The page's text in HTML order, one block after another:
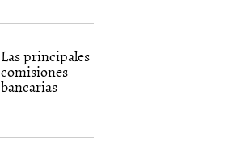
Las principales
comisiones
bancarias